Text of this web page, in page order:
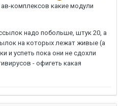
комплексов какие модули
надо побольше, штук 20, а
на которых лежат живые (а
и успеть пока они не сдохли
- офигеть какая